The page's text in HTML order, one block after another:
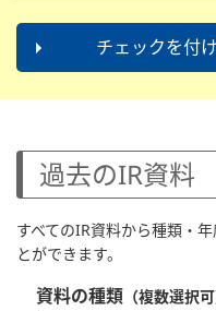
チェックを付
過去のIR資料
すべてのIR資料から種類・
とができます。
資料の種類 （複数選択可